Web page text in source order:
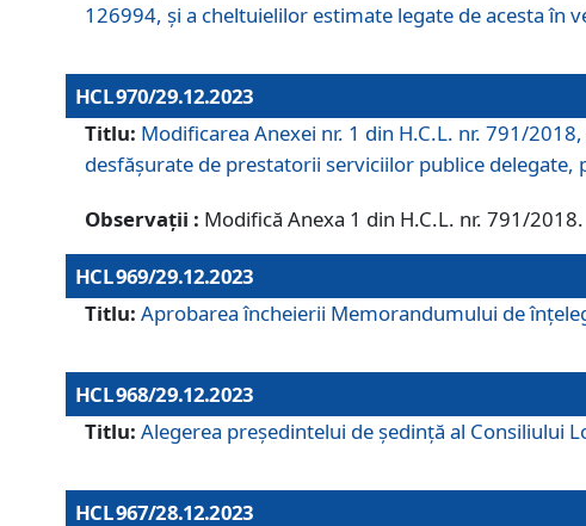
126994, și a cheltuielilor estimate legate de acesta în
HCL 970/29.12.2023
Titlu: Modificarea Anexei nr. 1 din H.C.L. nr. 791/
desfășurate de prestatorii serviciilor publice delegate,
Observații : Modifică Anexa 1 din H.C.L. nr. 791/2018.
HCL 969/29.12.2023
Titlu: Aprobarea încheierii Memorandumului de
HCL 968/29.12.2023
Titlu: Alegerea preşedintelui de şedinţă al Consiliului
HCL 967/28.12.2023